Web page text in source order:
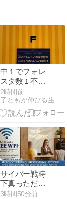
中１でフォレ
スタ数１不等
式を解く/夏期
講習
2時間前
サイバー戦時
下真っただ
中！マイクロ
3時間50分前